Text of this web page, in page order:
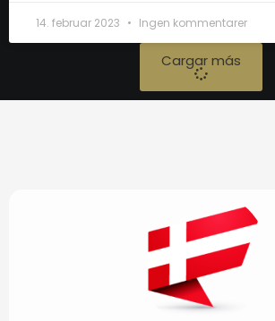
14. februar 2023 Ingen kommentarer
Cargar más